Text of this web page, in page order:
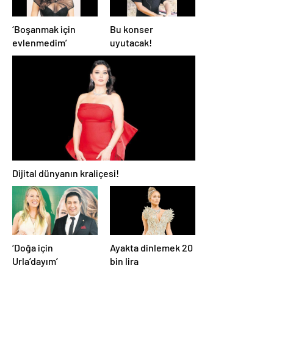
‘Boşanmak için
evlenmedim’
Bu konser
uyutacak!
Dijital dünyanın kraliçesi!
‘Doğa için
Urla’dayım’
Ayakta dinlemek 20
bin lira